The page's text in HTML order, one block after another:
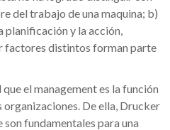
del trabajo de una maquina; b)
planificación y la acción,
factores distintos forman parte
el management es la función
organizaciones. De ella, Drucker
fundamentales para una